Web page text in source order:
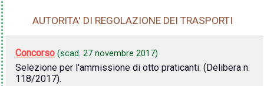
AUTORITA' DI REGOLAZIONE DEI TRASPORTI
Concorso (scad. 27 novembre 2017)
Selezione per l'ammissione di otto praticanti. (Delibera n.
118/2017).